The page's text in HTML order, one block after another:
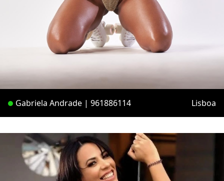
Gabriela Andrade | 961886114 Lisboa